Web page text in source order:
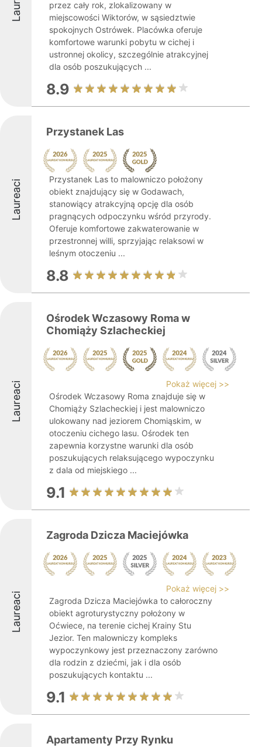
przez cały rok, zlokalizowany w
miejscowości Wiktorów, w sąsiedztwie
spokojnych Ostrówek. Placówka oferuje
komfortowe warunki pobytu w cichej i
ustronnej okolicy, szczególnie atrakcyjnej
dla osób poszukujących ...
8.9
Laureaci
Przystanek Las
Przystanek Las to malowniczo położony
obiekt znajdujący się w Godawach,
stanowiący atrakcyjną opcję dla osób
pragnących odpoczynku wśród przyrody.
Oferuje komfortowe zakwaterowanie w
przestronnej willi, sprzyjając relaksowi w
leśnym otoczeniu ...
8.8
Laureaci
Ośrodek Wczasowy Roma w
Chomiąży Szlacheckiej
Pokaż więcej >>
Ośrodek Wczasowy Roma znajduje się w
Chomiąży Szlacheckiej i jest malowniczo
ulokowany nad jeziorem Chomiąskim, w
otoczeniu cichego lasu. Ośrodek ten
zapewnia korzystne warunki dla osób
poszukujących relaksującego wypoczynku
z dala od miejskiego ...
9.1
Laureaci
Zagroda Dzicza Maciejówka
Pokaż więcej >>
Zagroda Dzicza Maciejówka to całoroczny
obiekt agroturystyczny położony w
Oćwiece, na terenie cichej Krainy Stu
Jezior. Ten malowniczy kompleks
wypoczynkowy jest przeznaczony zarówno
dla rodzin z dziećmi, jak i dla osób
poszukujących kontaktu ...
9.1
Apartamenty Przy Rynku